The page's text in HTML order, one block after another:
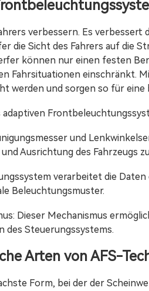
verbessern. Es verbessert
die Sicht des Fahrers auf die
können nur einen festen
Fahrsituationen einschränkt.
werden und sorgen so für eine
und
Ausrichtung des Fahrzeugs
verarbeitet die
Beleuchtungsmuster.
Dieser Mechanismus
des Steuerungssystems.
Arten von AFS-
Form, bei der der